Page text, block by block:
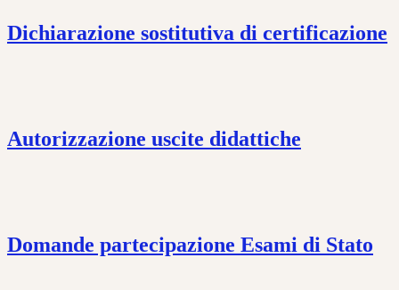
Dichiarazione sostitutiva di certificazione
Autorizzazione uscite didattiche
Domande partecipazione Esami di Stato